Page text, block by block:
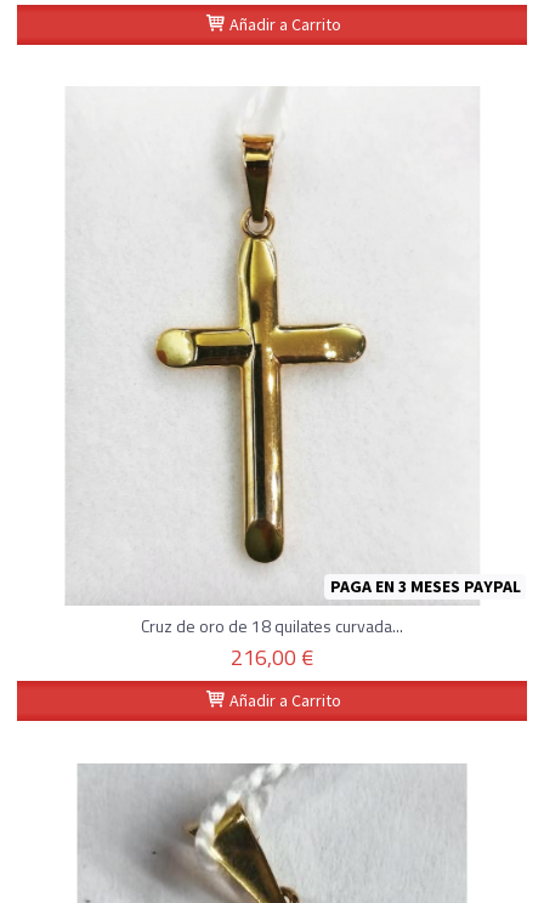
Añadir a Carrito
PAGA EN 3 MESES PAYPAL
Cruz de oro de 18 quilates curvada...
216,00 €
Añadir a Carrito